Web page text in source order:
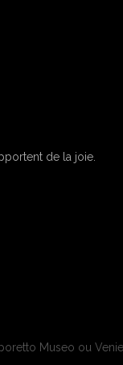
de la joie.
Museo ou